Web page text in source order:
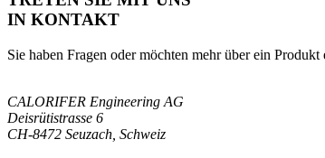
IN KONTAKT
Sie haben Fragen oder möchten mehr über ein
CALORIFER Engineering AG
Deisrütistrasse 6
CH-8472 Seuzach, Schweiz